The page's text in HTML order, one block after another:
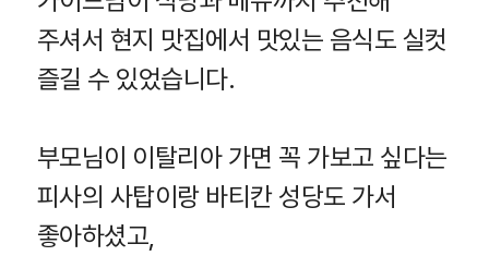
주셔서 현지 맛집에서 맛있는 음식도 실컷
즐길 수 있었습니다.
부모님이 이탈리아 가면 꼭 가보고 싶다는
피사의 사탑이랑 바티칸 성당도 가서
좋아하셨고,